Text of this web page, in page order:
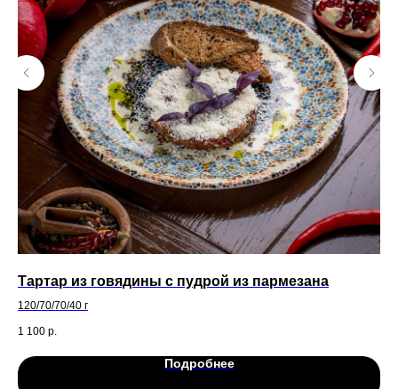
Тартар из говядины с пудрой из пармезана
120/70/70/40 г
1 100 р.
Подробнее